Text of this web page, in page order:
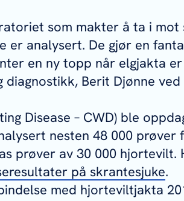
som makter å ta i mot
er analysert. De gjør en
en ny topp når elgjakta
Berit Djønne ved
Disease – CWD) ble
nesten 48 000 prøver
prøver av 30 000 hjortevilt.
på skrantesjuke.
med hjorteviltjakta